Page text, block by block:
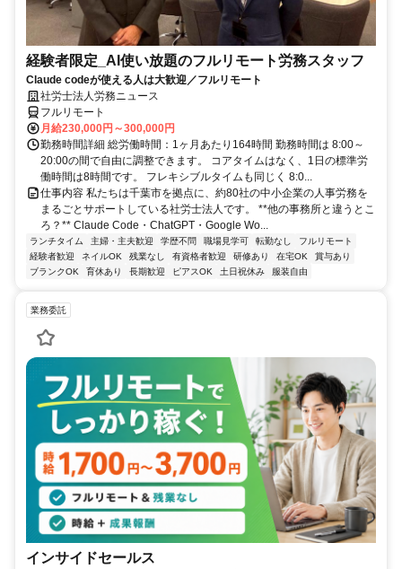
経験者限定_AI使い放題のフルリモート労務スタッフ
Claude codeが使える人は大歓迎／フルリモート
社労士法人労務ニュース
フルリモート
月給230,000円～300,000円
勤務時間詳細 総労働時間：1ヶ月あたり164時間 勤務時間は 8:00～
20:00の間で自由に調整できます。 コアタイムはなく、1日の標準労
働時間は8時間です。 フレキシブルタイムも同じく 8:0...
仕事内容 私たちは千葉市を拠点に、約80社の中小企業の人事労務を
まるごとサポートしている社労士法人です。 **他の事務所と違うとこ
ろ？** Claude Code・ChatGPT・Google Wo...
ランチタイム 主婦・主夫歓迎 学歴不問 職場見学可 転勤なし
フルリモート
経験者歓迎
ネイルOK 残業なし 有資格者歓迎 研修あり 在宅OK
賞与あり
ブランクOK
育休あり 長期歓迎 ピアスOK 土日祝休み 服装自由
業務委託
インサイドセールス